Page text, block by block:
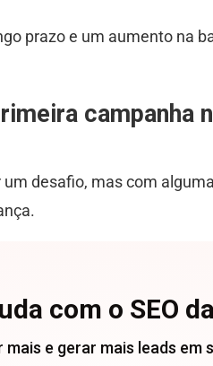
prazo e um aumento na
campanha
desafio, mas com
com o SEO
e gerar mais leads em